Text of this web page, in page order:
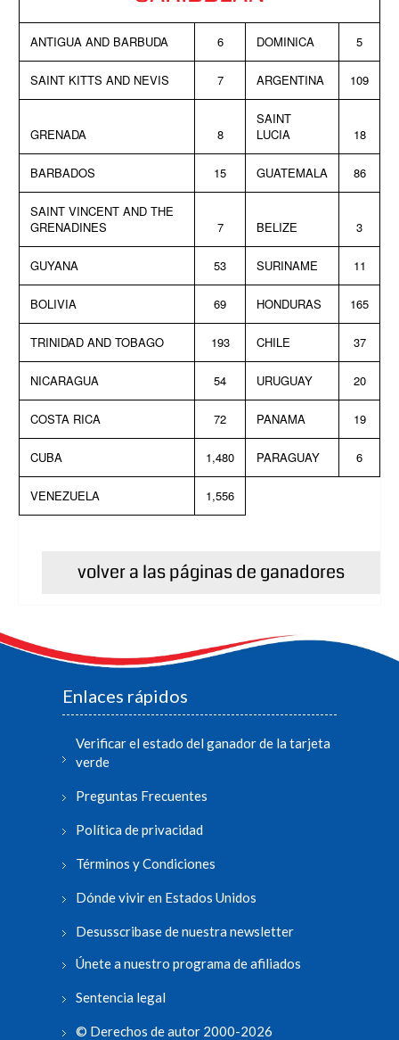
ANTIGUA AND BARBUDA 6 DOMINICA 5
SAINT KITTS AND NEVIS 7 ARGENTINA 109
GRENADA 8
SAINT
LUCIA
18
BARBADOS 15 GUATEMALA 86
SAINT VINCENT AND THE
GRENADINES
7 BELIZE 3
GUYANA 53 SURINAME 11
BOLIVIA 69 HONDURAS 165
TRINIDAD AND TOBAGO 193 CHILE 37
NICARAGUA 54 URUGUAY 20
COSTA RICA 72 PANAMA 19
CUBA 1,480 PARAGUAY 6
VENEZUELA 1,556
volver a las páginas de ganadores
Enlaces rápidos
Verificar el estado del ganador de la tarjeta
verde
Preguntas Frecuentes
Política de privacidad
Términos y Condiciones
Dónde vivir en Estados Unidos
Desusscribase de nuestra newsletter
Únete a nuestro programa de afiliados
Sentencia legal
© Derechos de autor 2000-2026